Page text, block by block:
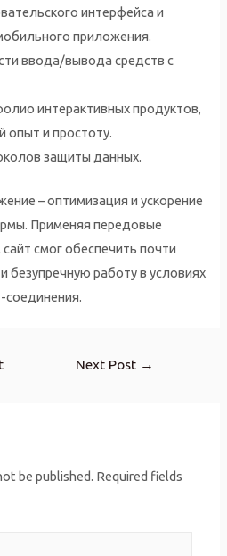
интерфейса и
приложения.
ввода/вывода средств с
интерактивных продуктов,
и простоту.
защиты данных.
– оптимизация и ускорение
Применяя передовые
смог обеспечить почти
безупречную работу в условиях
соединения.
Next Post →
be published. Required fields